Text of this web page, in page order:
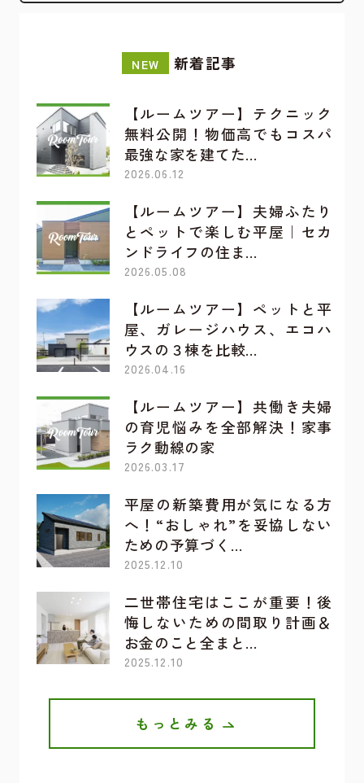
NEW 新着記事
【ルームツアー】テクニック
無料公開！物価高でもコスパ
最強な家を建てた…
2026.06.12
【ルームツアー】夫婦ふたり
とペットで楽しむ平屋｜セカ
ンドライフの住ま…
2026.05.08
【ルームツアー】ペットと平
屋、ガレージハウス、エコハ
ウスの３棟を比較…
2026.04.16
【ルームツアー】共働き夫婦
の育児悩みを全部解決！家事
ラク動線の家
2026.03.17
平屋の新築費用が気になる方
へ！“おしゃれ”を妥協しない
ための予算づく…
2025.12.10
二世帯住宅はここが重要！後
悔しないための間取り計画＆
お金のこと全まと…
2025.12.10
もっとみる